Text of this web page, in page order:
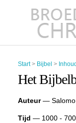
Start> Bijbel >
Het
Auteur— Salomo
Tijd — 1000 - 700